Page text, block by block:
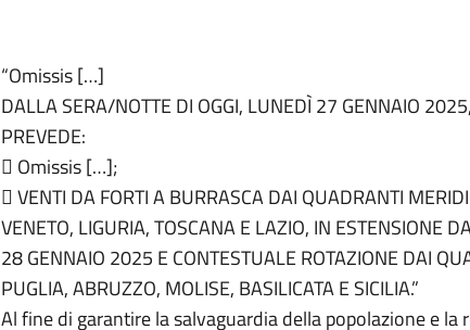
“Omissis […]
DALLA SERA/NOTTE DI OGGI, LUNEDÌ 27 GENNAIO
PREVEDE:
 Omissis […];
 VENTI DA FORTI A BURRASCA DAI QUADRANTI
VENETO, LIGURIA, TOSCANA E LAZIO, IN ESTENSIONE
28 GENNAIO 2025 E CONTESTUALE ROTAZIONE DAI
PUGLIA, ABRUZZO, MOLISE, BASILICATA E SICILIA.”
Al fine di garantire la salvaguardia della popolazione e